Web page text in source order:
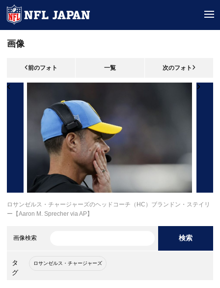
画像
前のフォト 一覧 次のフォト
ロサンゼルス・チャージャーズのヘッドコーチ（HC）ブランドン・ステイリ
ー【Aaron M. Sprecher via AP】
画像検索 検索
タ
グ
ロサンゼルス・チャージャーズ